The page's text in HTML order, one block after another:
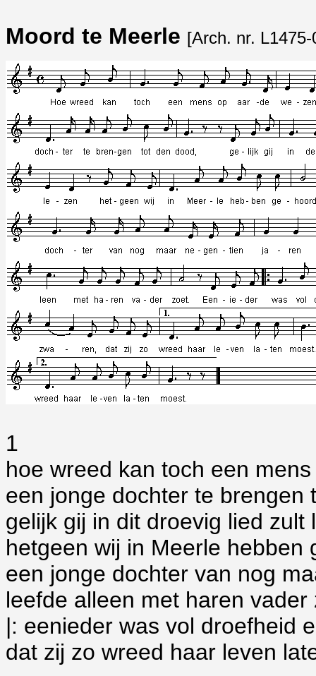
Moord te Meerle [Arch. nr. L1475-
1
hoe wreed kan toch een
een jonge dochter te brengen
gelijk gij in dit droevig lied zult
hetgeen wij in Meerle hebben
een jonge dochter van nog
leefde alleen met haren vader
|: eenieder was vol droefheid
dat zij zo wreed haar leven